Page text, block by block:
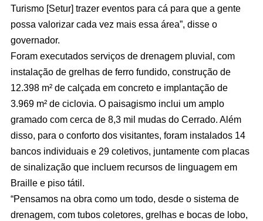
Turismo [Setur] trazer eventos para cá para que a gente
possa valorizar cada vez mais essa área”, disse o
governador.
Foram executados serviços de drenagem pluvial, com
instalação de grelhas de ferro fundido, construção de
12.398 m² de calçada em concreto e implantação de
3.969 m² de ciclovia. O paisagismo inclui um amplo
gramado com cerca de 8,3 mil mudas do Cerrado. Além
disso, para o conforto dos visitantes, foram instalados 14
bancos individuais e 29 coletivos, juntamente com placas
de sinalização que incluem recursos de linguagem em
Braille e piso tátil.
“Pensamos na obra como um todo, desde o sistema de
drenagem, com tubos coletores, grelhas e bocas de lobo,